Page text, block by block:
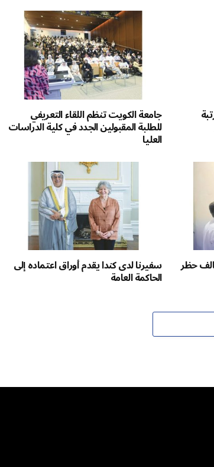
نحو 400 مرتبة جامعة الكويت تنظم اللقاء التعريفي
للطلبة المقبولين الجدد في كلية الدراسات
العليا
حظر سفيرنا لدى كندا يقدم أوراق اعتماده إلى
الحاكمة العامة